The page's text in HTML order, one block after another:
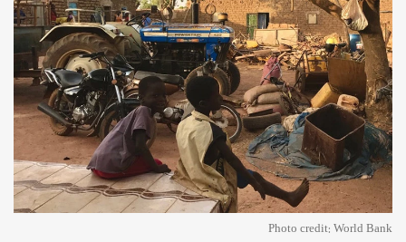
Photo credit: World Bank